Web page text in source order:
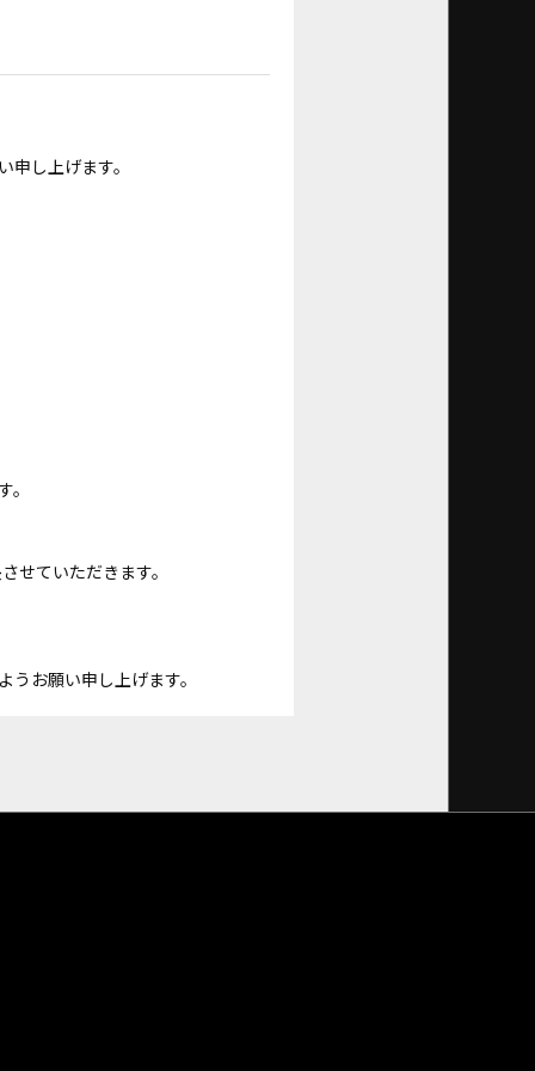
し上げます。
せていただきます。
お願い申し上げます。